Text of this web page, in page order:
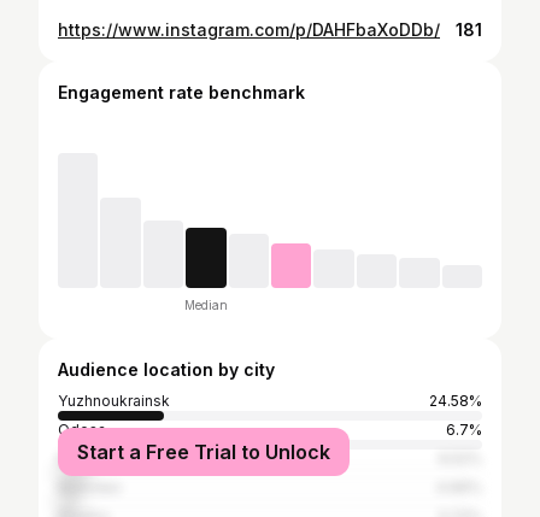
https://www.instagram.com/p/DAHFbaXoDDb/ 181
Engagement rate benchmark
Median
Audience location by city
Yuzhnoukrainsk
24.58%
Odesa
6.7%
KyivStart a Free Trial to Unlock